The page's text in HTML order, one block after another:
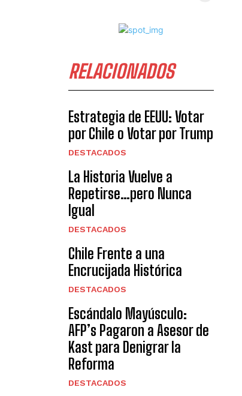
RELACIONADOS
Estrategia de EEUU: Votar
por Chile o Votar por Trump
DESTACADOS
La Historia Vuelve a
Repetirse…pero Nunca
Igual
DESTACADOS
Chile Frente a una
Encrucijada Histórica
DESTACADOS
Escándalo Mayúsculo:
AFP’s Pagaron a Asesor de
Kast para Denigrar la
Reforma
DESTACADOS